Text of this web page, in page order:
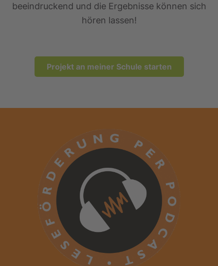
beeindruckend und die Ergebnisse können sich
hören lassen!
Projekt an meiner Schule starten